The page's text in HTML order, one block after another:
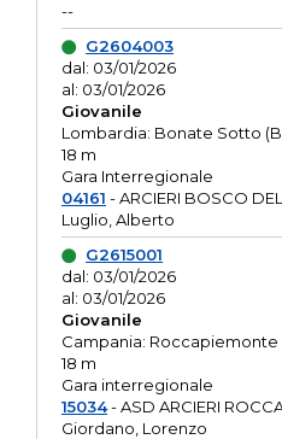
--
G2604003
dal: 03/01/2026
al: 03/01/2026
Giovanile
Lombardia: Bonate Sotto
18 m
Gara Interregionale
04161 - ARCIERI BOSCO
Luglio, Alberto
G2615001
dal: 03/01/2026
al: 03/01/2026
Giovanile
Campania: Roccapiemonte
18 m
Gara interregionale
15034- ASD ARCIERI
Giordano, Lorenzo